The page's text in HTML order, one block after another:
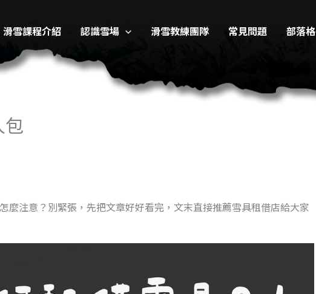
滑雪課程介紹 認識雪場 滑雪教練團隊 常見問題 部落格
麼注意？別緊張，先把文章好好看完，文末直接推薦雪具租借店給大家